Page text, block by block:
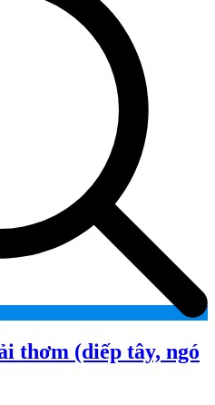
thơm (diếp tây, ngó